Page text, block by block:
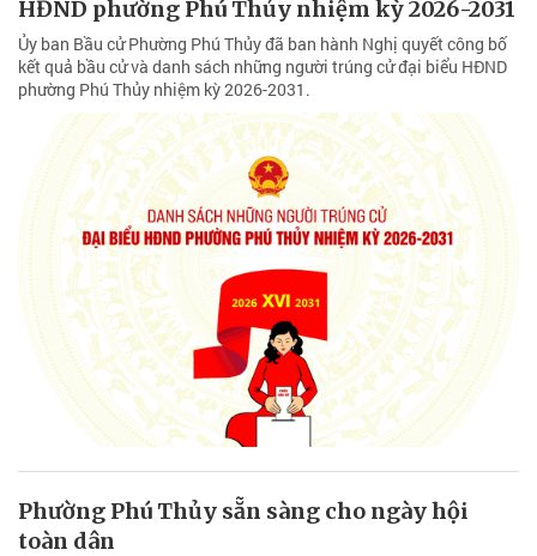
HĐND phường Phú Thủy nhiệm kỳ 2026-2031
Ủy ban Bầu cử Phường Phú Thủy đã ban hành Nghị quyết công bố
kết quả bầu cử và danh sách những người trúng cử đại biểu HĐND
phường Phú Thủy nhiệm kỳ 2026-2031.
Phường Phú Thủy sẵn sàng cho ngày hội
toàn dân